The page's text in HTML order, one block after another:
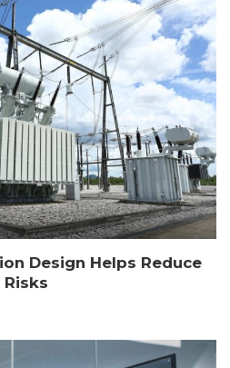
Design Helps Reduce